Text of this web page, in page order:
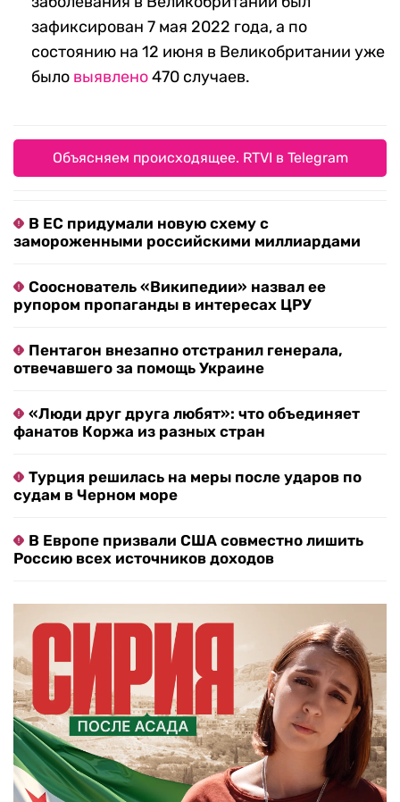
зафиксирован 7 мая 2022 года, а по
состоянию на 12 июня в Великобритании уже
было выявлено470 случаев.
Объясняем происходящее. RTVI в Telegram
В ЕС придумали новую схему с
замороженными российскими миллиардами
Сооснователь «Википедии» назвал ее
рупором пропаганды в интересах ЦРУ
Пентагон внезапно отстранил генерала,
отвечавшего за помощь Украине
«Люди друг друга любят»: что объединяет
фанатов Коржа из разных стран
Турция решилась на меры после ударов по
судам в Черном море
В Европе призвали США совместно лишить
Россию всех источников доходов